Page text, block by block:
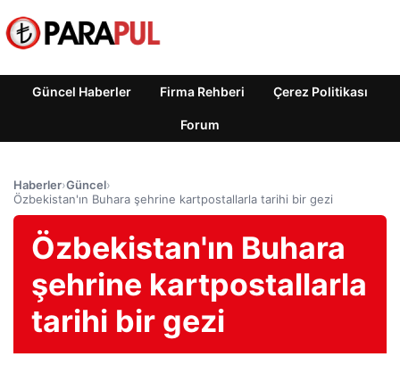
Güncel Haberler Firma Rehberi Çerez Politikası
Forum
Haberler›Güncel›
Özbekistan'ın Buhara şehrine kartpostallarla tarihi bir gezi
Özbekistan'ın Buhara
şehrine kartpostallarla
tarihi bir gezi